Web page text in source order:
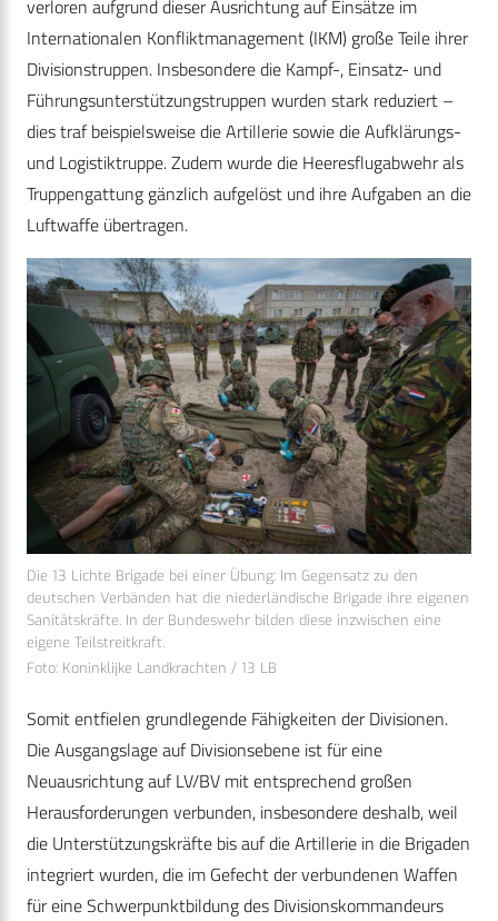
verloren aufgrund dieser Ausrichtung auf Einsätze im
Internationalen Konfliktmanagement (IKM) große Teile ihrer
Divisionstruppen. Insbesondere die Kampf-, Einsatz- und
Führungsunterstützungstruppen wurden stark reduziert –
dies traf beispielsweise die Artillerie sowie die Aufklärungs-
und Logistiktruppe. Zudem wurde die Heeresflugabwehr als
Truppengattung gänzlich aufgelöst und ihre Aufgaben an die
Luftwaffe übertragen.
Die 13 Lichte Brigade bei einer Übung: Im Gegensatz zu den
deutschen Verbänden hat die niederländische Brigade ihre eigenen
Sanitätskräfte. In der Bundeswehr bilden diese inzwischen eine
eigene Teilstreitkraft.
Foto: Koninklijke Landkrachten / 13 LB
Somit entfielen grundlegende Fähigkeiten der Divisionen.
Die Ausgangslage auf Divisionsebene ist für eine
Neuausrichtung auf LV/BV mit entsprechend großen
Herausforderungen verbunden, insbesondere deshalb, weil
die Unterstützungskräfte bis auf die Artillerie in die Brigaden
integriert wurden, die im Gefecht der verbundenen Waffen
für eine Schwerpunktbildung des Divisionskommandeurs